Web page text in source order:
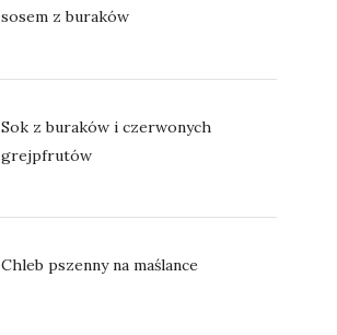
sosem z buraków
Sok z buraków i czerwonych
grejpfrutów
Chleb pszenny na maślance